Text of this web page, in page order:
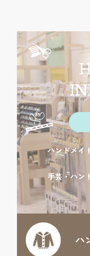
ハンドメイ
手芸・ハン
ハ